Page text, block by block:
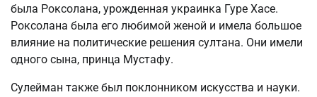
была Роксолана, урожденная украинка Гуре Хасе.
Роксолана была его любимой женой и имела большое
влияние на политические решения султана. Они имели
одного сына, принца Мустафу.
Сулейман также был поклонником искусства и науки.